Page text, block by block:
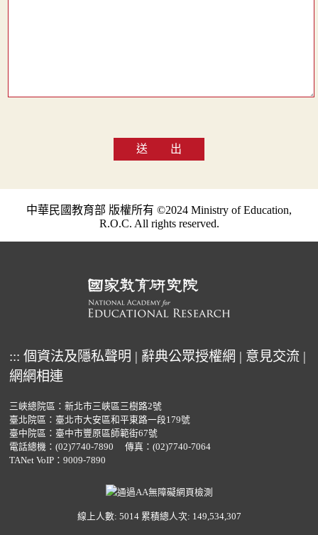
送 出
中華民國教育部 版權所有 ©2024 Ministry of Education,
R.O.C. All rights reserved.
::: 個資法及隱私聲明 | 辭典公眾授權網 | 意見交流 |
網網相連
三峽總院區：新北市三峽區三樹路2號
臺北院區：臺北市大安區和平東路一段179號
臺中院區：臺中市豐原區師範街67號
電話總機： (02)7740-7890
傳真：(02)7740-7064
TANet VoIP：9009-7890
線上人數: 5014 累積總人次: 149,534,307